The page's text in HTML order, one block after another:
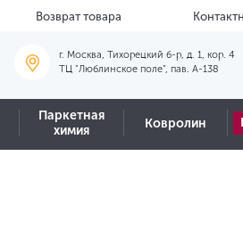
Возврат товара
г. Москва, Тихорецкий б-р, д. 1, кор. 4
ТЦ "Люблинское поле", пав. А-138
Паркетная
химия
Ковролин